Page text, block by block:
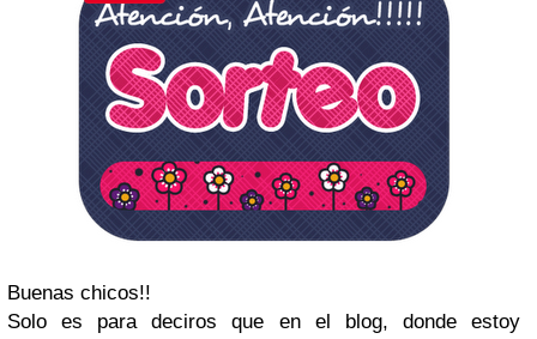
Buenas chicos!!
Solo es para deciros que en el blog, donde estoy